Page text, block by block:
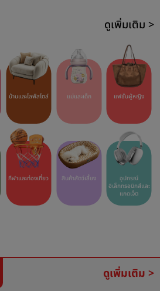
ดูเพิ่มเติม >
บ้านและไลฟ์สไตล์ แม่และเด็ก แฟชั่นผู้หญิง
กีฬาและท่องเที่ยว สินค้าสัตว์เลี้ยง
อุปกรณ์
อิเล็กทรอนิกส์และ
แกดเจ็ต
ดูเพิ่มเติม >